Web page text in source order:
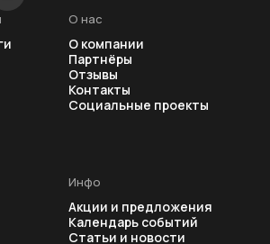
Инфо
Акции и предложения
Календарь событий
Статьи и новости
О нас
О компании
Партнёры
Отзывы
Контакты
Социальные проекты